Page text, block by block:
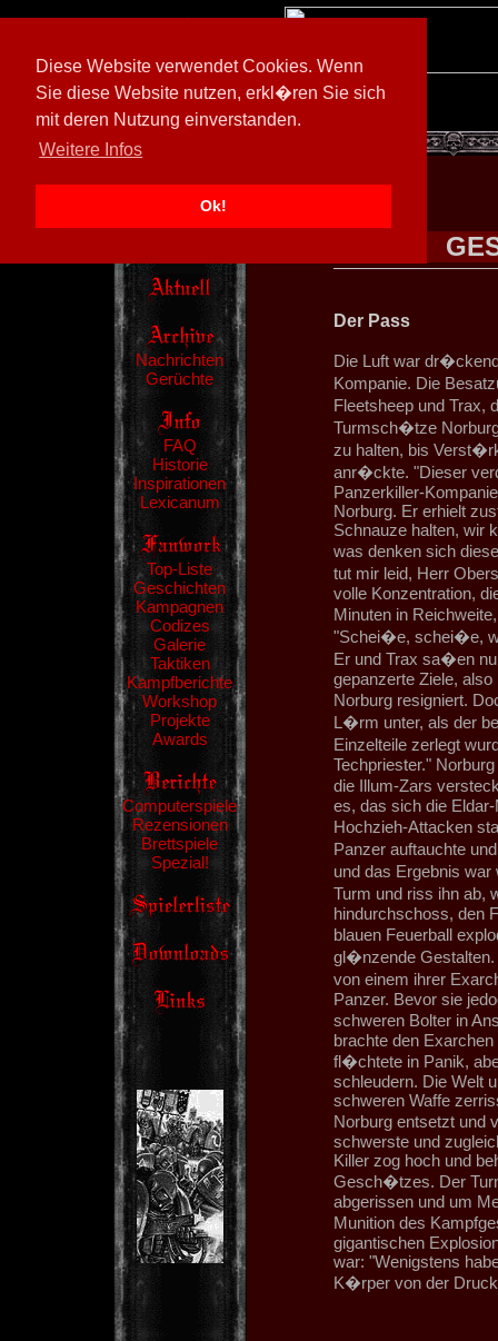
Diese Website verwendet Cookies. Wenn
Sie diese Website nutzen, erkl�ren Sie sich
mit deren Nutzung einverstanden.
Weitere Infos
Ok!
[ 597026/M3]
Nachrichten
Gerüchte
FAQ
Historie
Inspirationen
Lexicanum
Top-Liste
Geschichten
Kampagnen
Codizes
Galerie
Taktiken
Kampfberichte
Workshop
Projekte
Awards
Computerspiele
Rezensionen
Brettspiele
Spezial!
Der Pass
Die Luft war
Kompanie. Die
Fleetsheep und Trax,
Turmsch�tze
zu halten, bis
anr�ckte. "Dieser
Panzerkiller-
Norburg. Er erhielt
Schnauze halten, wir
was denken sich
tut mir leid, Herr
volle Konzentration,
Minuten in
"Schei�e, schei�e,
Er und Trax sa�en
gepanzerte Ziele,
Norburg resigniert.
L�rm unter, als der
Einzelteile zerlegt
Techpriester."
die Illum-Zars
es, das sich die
Hochzieh-Attacken
Panzer auftauchte
und das Ergebnis
Turm und riss ihn ab,
hindurchschoss, den
blauen Feuerball
gl�nzende
von einem ihrer
Panzer. Bevor sie
schweren Bolter in
brachte den
fl�chtete in Panik,
schleudern. Die Welt
schweren Waffe
Norburg entsetzt und
schwerste und
Killer zog hoch und
Gesch�tzes. Der
abgerissen und um
Munition des
gigantischen
war: "Wenigstens
K�rper von der